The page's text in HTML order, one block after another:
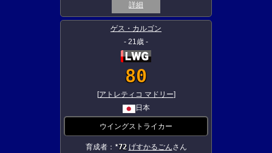
詳細
ゲス・カルゴン
- 21歳 -
80
[アトレティコ マドリー]
日本
ウイングストライカー
育成者： ★72 げすかるごんさん